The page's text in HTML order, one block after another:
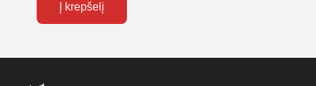
Į krepšelį